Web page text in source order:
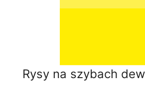
Rysy na szybach